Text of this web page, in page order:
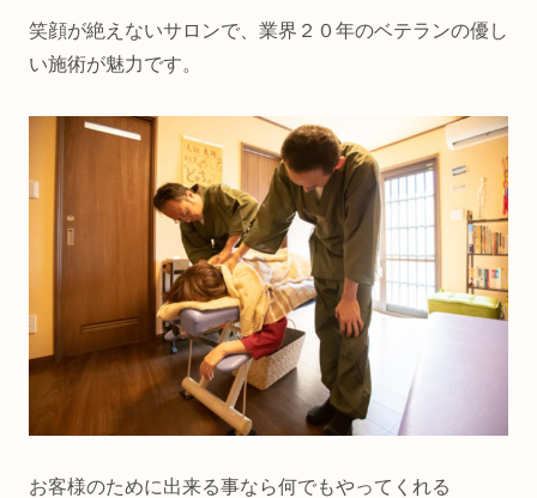
笑顔が絶えないサロンで、業界２０年のベテランの優し
い施術が魅力です。
お客様のために出来る事なら何でもやってくれる